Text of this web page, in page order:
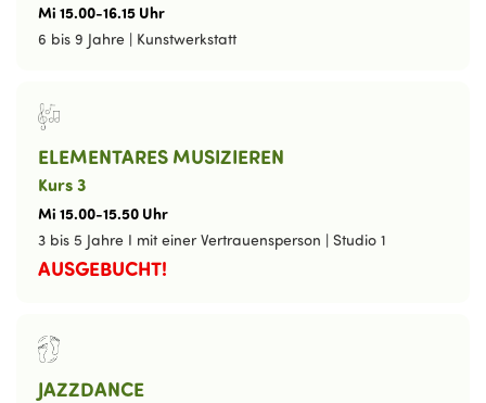
Mi 15.00-16.15 Uhr
6 bis 9 Jahre | Kunstwerkstatt
ELEMENTARES MUSIZIEREN
Kurs 3
Mi 15.00-15.50 Uhr
3 bis 5 Jahre I mit einer Vertrauensperson | Studio 1
AUSGEBUCHT!
JAZZDANCE